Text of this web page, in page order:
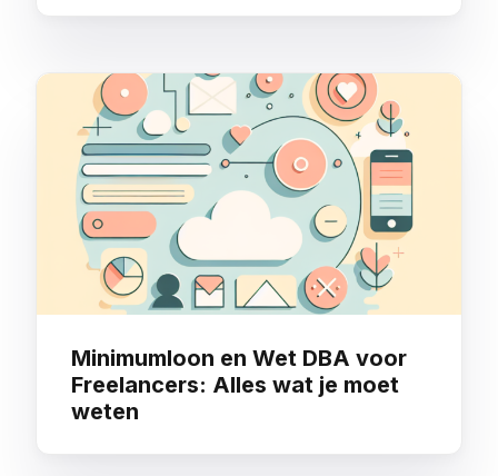
Minimumloon en Wet DBA voor
Freelancers: Alles wat je moet
weten